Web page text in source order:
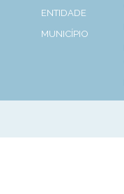
ENTIDADE
MUNICÍPIO